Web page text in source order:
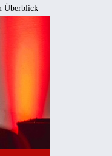
Überblick